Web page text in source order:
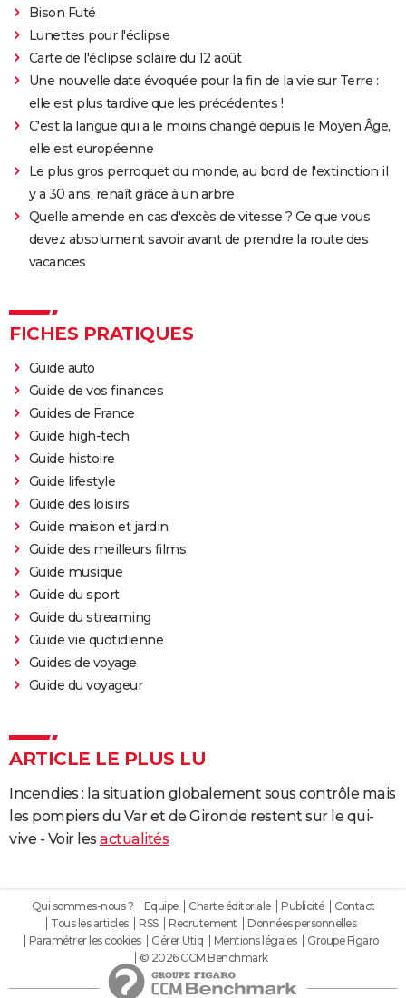
Bison Futé
Lunettes pour l'éclipse
Carte de l'éclipse solaire du 12 août
Une nouvelle date évoquée pour la fin de la vie sur Terre :
elle est plus tardive que les précédentes !
C'est la langue qui a le moins changé depuis le Moyen Âge,
elle est européenne
Le plus gros perroquet du monde, au bord de l'extinction il
y a 30 ans, renaît grâce à un arbre
Quelle amende en cas d'excès de vitesse ? Ce que vous
devez absolument savoir avant de prendre la route des
vacances
FICHES PRATIQUES
Guide auto
Guide de vos finances
Guides de France
Guide high-tech
Guide histoire
Guide lifestyle
Guide des loisirs
Guide maison et jardin
Guide des meilleurs films
Guide musique
Guide du sport
Guide du streaming
Guide vie quotidienne
Guides de voyage
Guide du voyageur
ARTICLE LE PLUS LU
Incendies : la situation globalement sous contrôle mais
les pompiers du Var et de Gironde restent sur le qui-
vive - Voir les actualités
Qui sommes-nous ? Equipe Charte éditoriale Publicité
Contact
Tous les articles
RSS Recrutement
Données personnelles
Paramétrer les cookies
Gérer Utiq Mentions légales
Groupe Figaro
© 2026 CCM Benchmark